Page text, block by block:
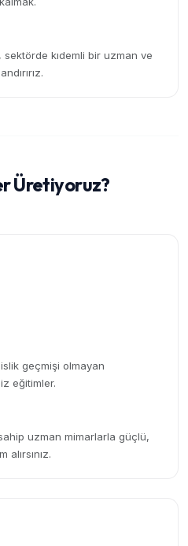
kıdemli bir uzman ve
Üretiyoruz?
geçmişi olmayan
eğitimler.
uzman mimarlarla güçlü,